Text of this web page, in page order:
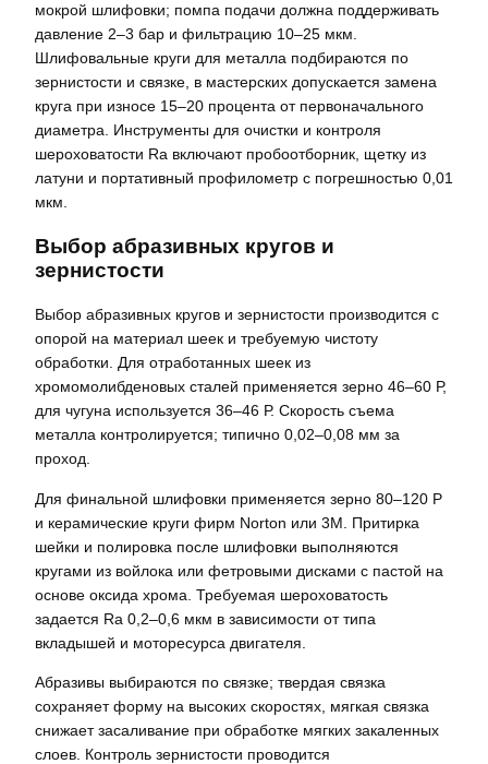
мокрой шлифовки; помпа подачи должна поддерживать
давление 2–3 бар и фильтрацию 10–25 мкм.
Шлифовальные круги для металла подбираются по
зернистости и связке, в мастерских допускается замена
круга при износе 15–20 процента от первоначального
диаметра. Инструменты для очистки и контроля
шероховатости Ra включают пробоотборник, щетку из
латуни и портативный профилометр с погрешностью 0,01
мкм.
Выбор абразивных кругов и
зернистости
Выбор абразивных кругов и зернистости производится с
опорой на материал шеек и требуемую чистоту
обработки. Для отработанных шеек из
хромомолибденовых сталей применяется зерно 46–60 Р,
для чугуна используется 36–46 Р. Скорость съема
металла контролируется; типично 0,02–0,08 мм за
проход.
Для финальной шлифовки применяется зерно 80–120 Р
и керамические круги фирм Norton или 3M. Притирка
шейки и полировка после шлифовки выполняются
кругами из войлока или фетровыми дисками с пастой на
основе оксида хрома. Требуемая шероховатость
задается Ra 0,2–0,6 мкм в зависимости от типа
вкладышей и моторесурса двигателя.
Абразивы выбираются по связке; твердая связка
сохраняет форму на высоких скоростях, мягкая связка
снижает засаливание при обработке мягких закаленных
слоев. Контроль зернистости проводится